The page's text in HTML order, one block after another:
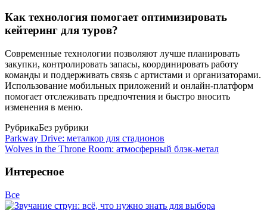
Как технология помогает оптимизировать
кейтеринг для туров?
Современные технологии позволяют лучше планировать
закупки, контролировать запасы, координировать работу
команды и поддерживать связь с артистами и организаторами.
Использование мобильных приложений и онлайн-платформ
помогает отслеживать предпочтения и быстро вносить
изменения в меню.
РубрикаБез рубрики
Parkway Drive: металкор для стадионов
Wolves in the Throne Room: атмосферный блэк-метал
Интересное
Все